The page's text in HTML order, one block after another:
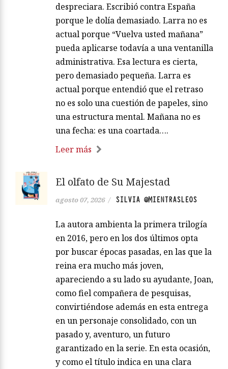
despreciara. Escribió contra España
porque le dolía demasiado. Larra no es
actual porque “Vuelva usted mañana”
pueda aplicarse todavía a una ventanilla
administrativa. Esa lectura es cierta,
pero demasiado pequeña. Larra es
actual porque entendió que el retraso
no es solo una cuestión de papeles, sino
una estructura mental. Mañana no es
una fecha: es una coartada….
Leer más
El olfato de Su Majestad
agosto 07, 2026 / SILVIA @MIENTRASLEOS
La autora ambienta la primera trilogía
en 2016, pero en los dos últimos opta
por buscar épocas pasadas, en las que la
reina era mucho más joven,
apareciendo a su lado su ayudante, Joan,
como fiel compañera de pesquisas,
convirtiéndose además en esta entrega
en un personaje consolidado, con un
pasado y, aventuro, un futuro
garantizado en la serie. En esta ocasión,
y como el título indica en una clara